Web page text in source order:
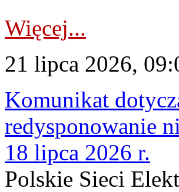
Więcej...
21 lipca 2026,
Komunikat
redysponowanie
18 lipca 2026 r.
Polskie Sieci